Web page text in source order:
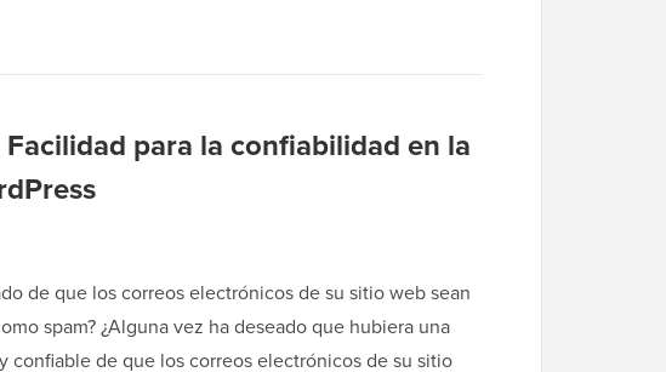
para la confiabilidad en la
de que los correos electrónicos de su sitio web sean
spam? ¿Alguna vez ha deseado que hubiera una
confiable de que los correos electrónicos de su sitio